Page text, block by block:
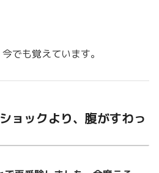
でも覚えています。
ックより、腹がすわっ